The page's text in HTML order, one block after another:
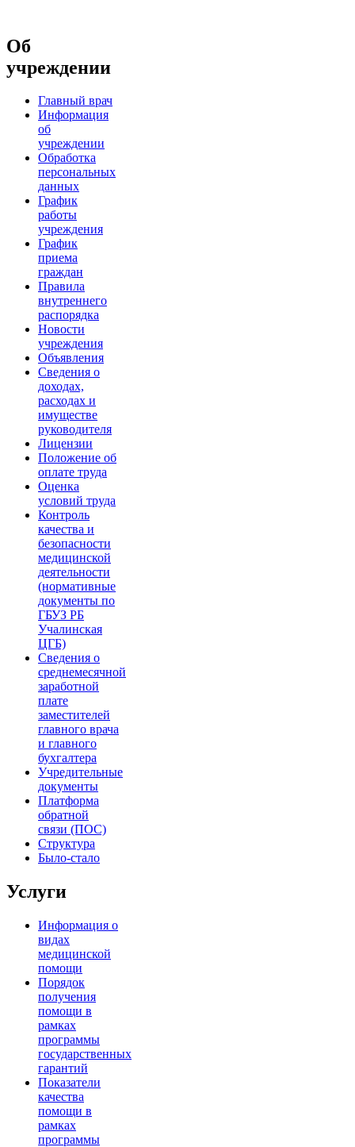
Об
учреждении
Главный врач
Информация
об
учреждении
Обработка
персональных
данных
График
работы
учреждения
График
приема
граждан
Правила
внутреннего
распорядка
Новости
учреждения
Объявления
Сведения о
доходах,
расходах и
имуществе
руководителя
Лицензии
Положение об
оплате труда
Оценка
условий труда
Контроль
качества и
безопасности
медицинской
деятельности
(нормативные
документы по
ГБУЗ РБ
Учалинская
ЦГБ)
Сведения о
среднемесячной
заработной
плате
заместителей
главного врача
и главного
бухгалтера
Учредительные
документы
Платформа
обратной
связи (ПОС)
Структура
Было-стало
Услуги
Информация о
видах
медицинской
помощи
Порядок
получения
помощи в
рамках
программы
государственных
гарантий
Показатели
качества
помощи в
рамках
программы